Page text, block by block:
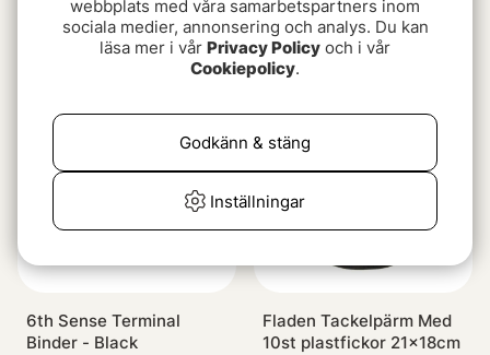
Bag - M
Bag Medium
459 kr
6th Sense Terminal
Binder - Black
Fladen Tackelpärm Med
10st plastfickor 21x18cm
webbplats med våra samarbetspartners inom
sociala medier, annonsering och analys. Du kan
läsa mer i vår Privacy Policy och i vår
Cookiepolicy.
Inställningar
Godkänn & stäng